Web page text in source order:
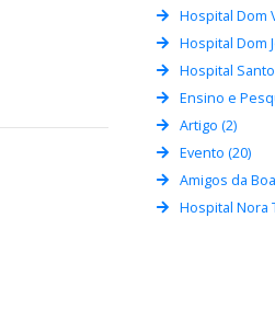
Hospital Dom
Hospital Dom
Hospital
Ensino e
Artigo (2)
Evento (20)
Amigos da
Hospital Nora